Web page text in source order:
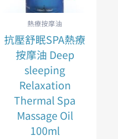
熱療按摩油
抗壓舒眠SPA熱療
按摩油 Deep
sleeping
Relaxation
Thermal Spa
Massage Oil
100ml